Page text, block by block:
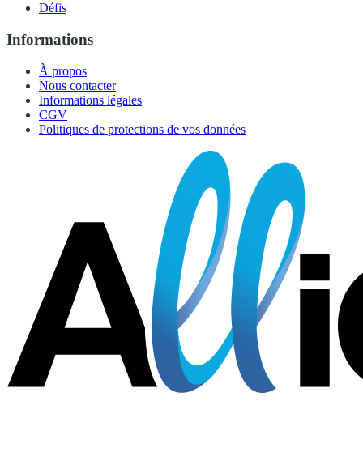
Défis
Informations
À propos
Nous contacter
Informations légales
CGV
Politiques de protections de vos données